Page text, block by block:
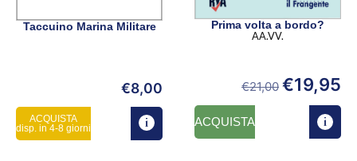
Taccuino Marina Militare
€8,00
ACQUISTA
disp. in 4-8 giorni
Prima volta a bordo?
AA.VV.
€21,00 €19,95
ACQUISTA